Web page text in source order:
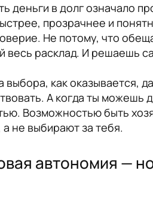
деньги в долг означало
прозрачнее и
Не потому, что
весь расклад. И решаешь
выбора, как оказывается,
А когда ты можешь
Возможностью быть
не выбирают за тебя.
автономия —